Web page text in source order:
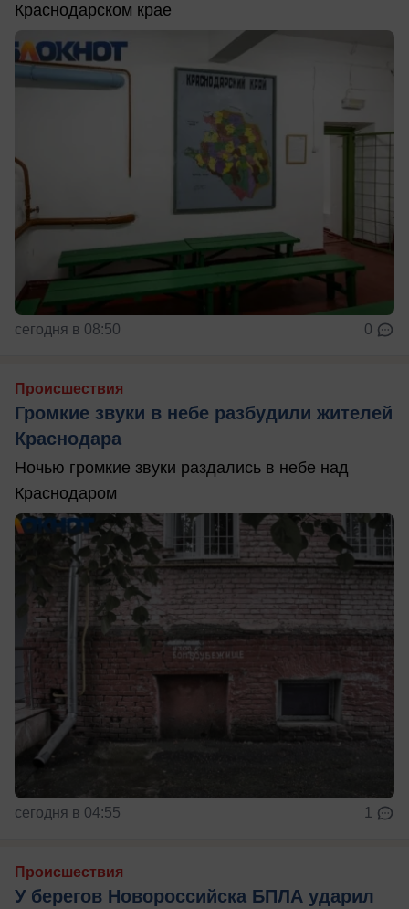
Краснодарском крае
сегодня в 08:50 0
Происшествия
Громкие звуки в небе разбудили жителей
Краснодара
Ночью громкие звуки раздались в небе над
Краснодаром
сегодня в 04:55 1
Происшествия
У берегов Новороссийска БПЛА ударил